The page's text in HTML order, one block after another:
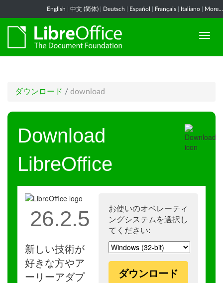
English 中文 (简体) Deutsch Español Français Italiano More...
ダウンロード / download
Download
LibreOffice
お使いのオペレーティ
ングシステムを選択し
てください:
ダウンロード
26.2.5
新しい技術が
好きな方やア
ーリーアダプ